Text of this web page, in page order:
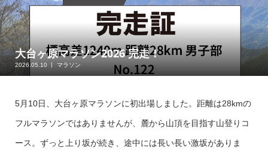
大台ヶ原マラソン2026 完走！
2026.05.10 マラソン
5月10日、大台ヶ原マラソンに初出場しました。距離は28kmの
フルマラソンではありませんが、麓から山頂を目指す山登りコ
ース。ずっと上り坂が続き、途中には長い長い激坂がありま